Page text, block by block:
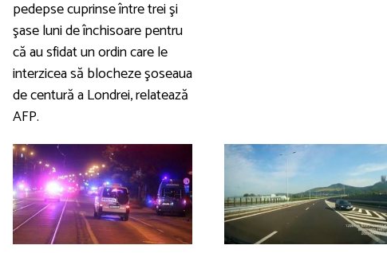
pedepse cuprinse între trei şi
şase luni de închisoare pentru
că au sfidat un ordin care le
interzicea să blocheze şoseaua
de centură a Londrei, relatează
AFP.